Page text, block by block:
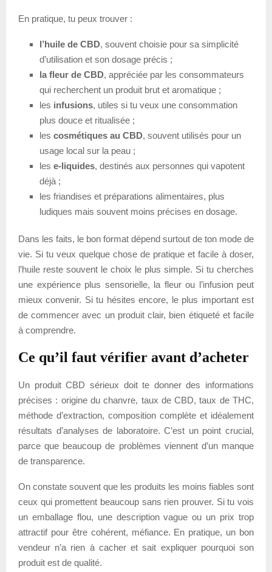
En pratique, tu peux trouver :
l’huile de CBD, souvent choisie pour sa simplicité
d’utilisation et son dosage précis ;
la fleur de CBD, appréciée par les consommateurs
qui recherchent un produit brut et aromatique ;
les infusions, utiles si tu veux une consommation
plus douce et ritualisée ;
les cosmétiques au CBD, souvent utilisés pour un
usage local sur la peau ;
les e-liquides, destinés aux personnes qui vapotent
déjà ;
les friandises et préparations alimentaires, plus
ludiques mais souvent moins précises en dosage.
Dans les faits, le bon format dépend surtout de ton mode de
vie. Si tu veux quelque chose de pratique et facile à doser,
l’huile reste souvent le choix le plus simple. Si tu cherches
une expérience plus sensorielle, la fleur ou l’infusion peut
mieux convenir. Si tu hésites encore, le plus important est
de commencer avec un produit clair, bien étiqueté et facile
à comprendre.
Ce qu’il faut vérifier avant d’acheter
Un produit CBD sérieux doit te donner des informations
précises : origine du chanvre, taux de CBD, taux de THC,
méthode d’extraction, composition complète et idéalement
résultats d’analyses de laboratoire. C’est un point crucial,
parce que beaucoup de problèmes viennent d’un manque
de transparence.
On constate souvent que les produits les moins fiables sont
ceux qui promettent beaucoup sans rien prouver. Si tu vois
un emballage flou, une description vague ou un prix trop
attractif pour être cohérent, méfiance. En pratique, un bon
vendeur n’a rien à cacher et sait expliquer pourquoi son
produit est de qualité.